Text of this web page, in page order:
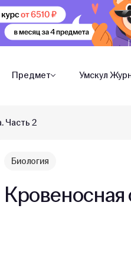
Предмет Умскул
Часть 2
Биология
Кровеносная